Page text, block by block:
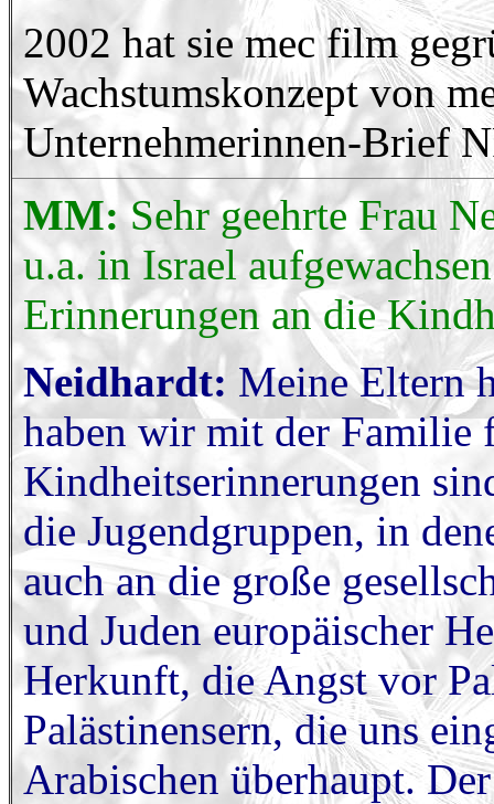
2002 hat sie mec film
Wachstumskonzept von
Unternehmerinnen-Brief
MM:Sehr geehrte Frau
u.a. in Israel
Erinnerungen an die
Neidhardt: Meine Eltern
haben wir mit der Familie
Kindheitserinnerungen
die Jugendgruppen, in
auch an die große
und Juden europäischer
Herkunft, die Angst vor
Palästinensern, die uns
Arabischen überhaupt.